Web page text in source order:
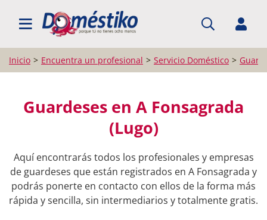
BUSCAR PROFESIONALES
Inicio Encuentra un profesional Servicio Doméstico
Guardeses en A Fonsagrada
(Lugo)
Aquí encontrarás todos los profesionales y empresas
de guardeses que están registrados en A Fonsagrada y
podrás ponerte en contacto con ellos de la forma más
rápida y sencilla, sin intermediarios y totalmente gratis.